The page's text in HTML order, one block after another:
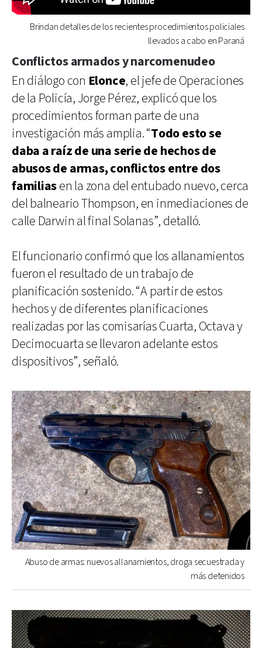
Brindan detalles de los recientes procedimientos policiales
llevados a cabo en Paraná
Conflictos armados y narcomenudeo
En diálogo con Elonce, el jefe de Operaciones
de la Policía, Jorge Pérez, explicó que los
procedimientos forman parte de una
investigación más amplia. “Todo esto se
daba a raíz de una serie de hechos de
abusos de armas, conflictos entre dos
familiasen la zona del entubado nuevo, cerca
del balneario Thompson, en inmediaciones de
calle Darwin al final Solanas”, detalló.
El funcionario confirmó que los allanamientos
fueron el resultado de un trabajo de
planificación sostenido. “A partir de estos
hechos y de diferentes planificaciones
realizadas por las comisarías Cuarta, Octava y
Decimocuarta se llevaron adelante estos
dispositivos”, señaló.
Abuso de armas: nuevos allanamientos, droga secuestrada y
más detenidos